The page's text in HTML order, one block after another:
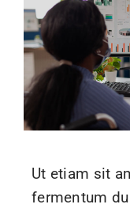
Ut etiam sit
fermentum du